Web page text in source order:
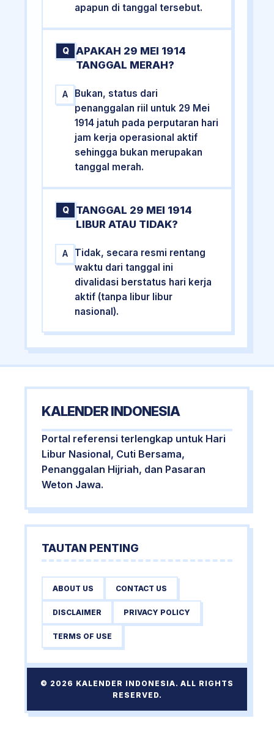
apapun di tanggal tersebut.
Q
APAKAH 29 MEI 1914
TANGGAL MERAH?
A
Bukan, status dari
penanggalan riil untuk 29 Mei
1914 jatuh pada perputaran hari
jam kerja operasional aktif
sehingga bukan merupakan
tanggal merah.
Q
TANGGAL 29 MEI 1914
LIBUR ATAU TIDAK?
A
Tidak, secara resmi rentang
waktu dari tanggal ini
divalidasi berstatus hari kerja
aktif (tanpa libur libur
nasional).
KALENDER INDONESIA
Portal referensi terlengkap untuk Hari
Libur Nasional, Cuti Bersama,
Penanggalan Hijriah, dan Pasaran
Weton Jawa.
TAUTAN PENTING
ABOUT US CONTACT US
DISCLAIMER PRIVACY POLICY
TERMS OF USE
© 2026 KALENDER INDONESIA. ALL RIGHTS
RESERVED.